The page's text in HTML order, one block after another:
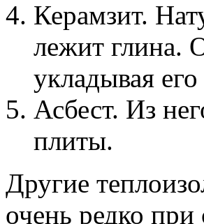
Керамзит.
лежит глина.
укладывая
Асбест. Из
плиты.
Другие
очень редко